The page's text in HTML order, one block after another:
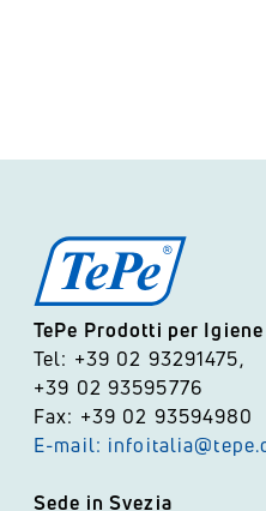
TePe Prodotti per
Tel: +39 02 93291475,
+39 02 93595776
Fax: +39 02 93594980
E-mail:
Sede in Svezia